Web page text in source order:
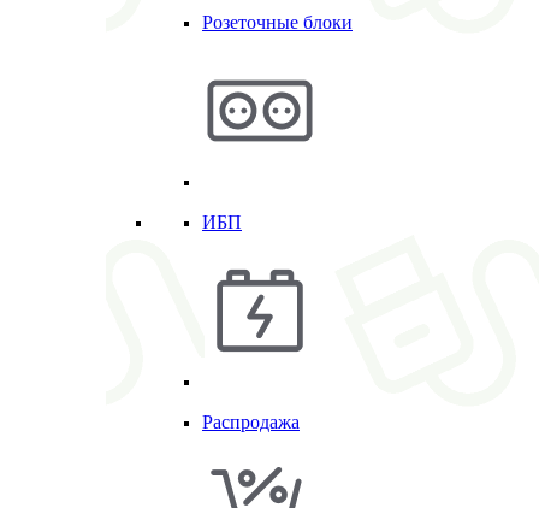
Розеточные блоки
ИБП
Распродажа